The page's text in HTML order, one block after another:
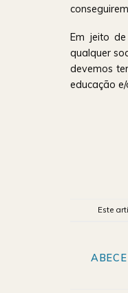
Em jeito
qualquer
devemos
educação
Este